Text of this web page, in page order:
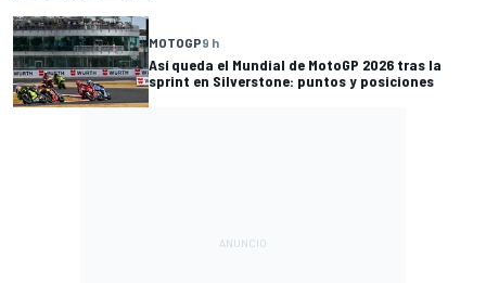
MOTOGP9 h
Así queda el Mundial de MotoGP 2026 tras la
sprint en Silverstone: puntos y posiciones